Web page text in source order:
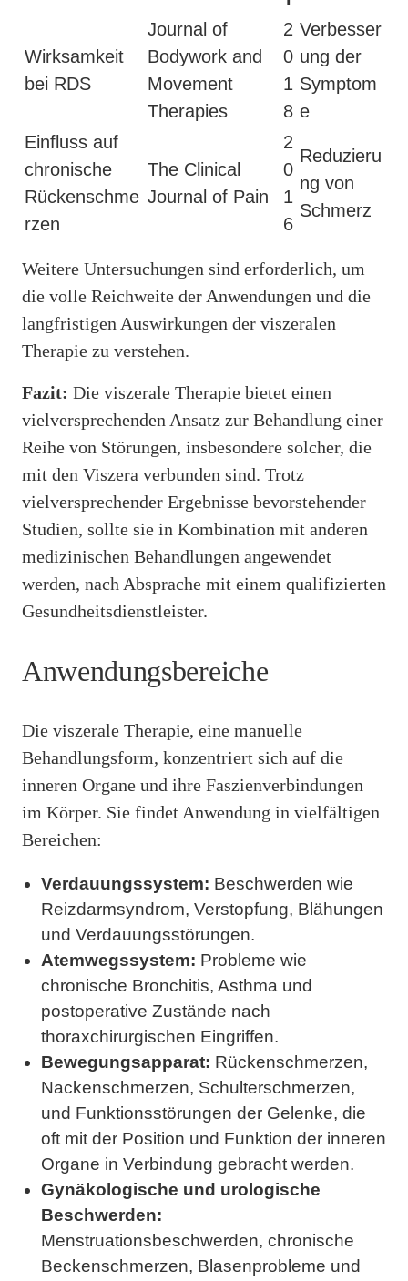
Wirksamkeit
bei RDS
Journal of
Bodywork and
Movement
Therapies
2
0
1
8
Verbesser
ung der
Symptom
e
Einfluss auf
chronische
Rückenschme
rzen
The Clinical
Journal of Pain
2
0
1
6
Reduzieru
ng von
Schmerz
Weitere Untersuchungen sind erforderlich, um
die volle Reichweite der Anwendungen und die
langfristigen Auswirkungen der viszeralen
Therapie zu verstehen.
Fazit: Die viszerale Therapie bietet einen
vielversprechenden Ansatz zur Behandlung einer
Reihe von Störungen, insbesondere solcher, die
mit den Viszera verbunden sind. Trotz
vielversprechender Ergebnisse bevorstehender
Studien, sollte sie in Kombination mit anderen
medizinischen Behandlungen angewendet
werden, nach Absprache mit einem qualifizierten
Gesundheitsdienstleister.
Anwendungsbereiche
Die viszerale Therapie, eine manuelle
Behandlungsform, konzentriert sich auf die
inneren Organe und ihre Faszienverbindungen
im Körper. Sie findet Anwendung in vielfältigen
Bereichen:
Verdauungssystem: Beschwerden wie
Reizdarmsyndrom, Verstopfung, Blähungen
und Verdauungsstörungen.
Atemwegssystem: Probleme wie
chronische Bronchitis, Asthma und
postoperative Zustände nach
thoraxchirurgischen Eingriffen.
Bewegungsapparat: Rückenschmerzen,
Nackenschmerzen, Schulterschmerzen,
und Funktionsstörungen der Gelenke, die
oft mit der Position und Funktion der inneren
Organe in Verbindung gebracht werden.
Gynäkologische und urologische
Beschwerden:
Menstruationsbeschwerden, chronische
Beckenschmerzen, Blasenprobleme und